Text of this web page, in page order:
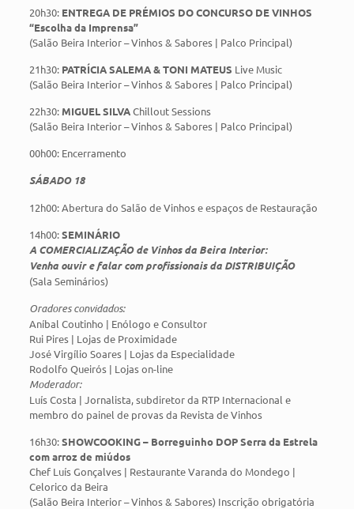
20h30: ENTREGA DE PRÉMIOS DO CONCURSO DE VINHOS
“Escolha da Imprensa”
(Salão Beira Interior – Vinhos & Sabores | Palco Principal)
21h30: PATRÍCIA SALEMA & TONI MATEUS Live Music
(Salão Beira Interior – Vinhos & Sabores | Palco Principal)
22h30: MIGUEL SILVAChillout Sessions
(Salão Beira Interior – Vinhos & Sabores | Palco Principal)
00h00: Encerramento
SÁBADO 18
12h00: Abertura do Salão de Vinhos e espaços de Restauração
14h00:SEMINÁRIO
A COMERCIALIZAÇÃO de Vinhos da Beira Interior:
Venha ouvir e falar com profissionais da DISTRIBUIÇÃO
(Sala Seminários)
Oradores convidados:
Aníbal Coutinho | Enólogo e Consultor
Rui Pires | Lojas de Proximidade
José Virgílio Soares | Lojas da Especialidade
Rodolfo Queirós | Lojas on-line
Moderador:
Luís Costa | Jornalista, subdiretor da RTP Internacional e
membro do painel de provas da Revista de Vinhos
16h30:SHOWCOOKING – Borreguinho DOP Serra da Estrela
com arroz de miúdos
Chef Luís Gonçalves | Restaurante Varanda do Mondego |
Celorico da Beira
(Salão Beira Interior – Vinhos & Sabores) Inscrição obrigatória